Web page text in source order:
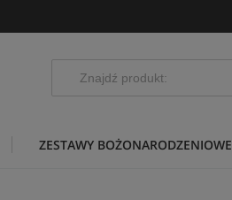
ZESTAWY BOŻONARODZENIOWE